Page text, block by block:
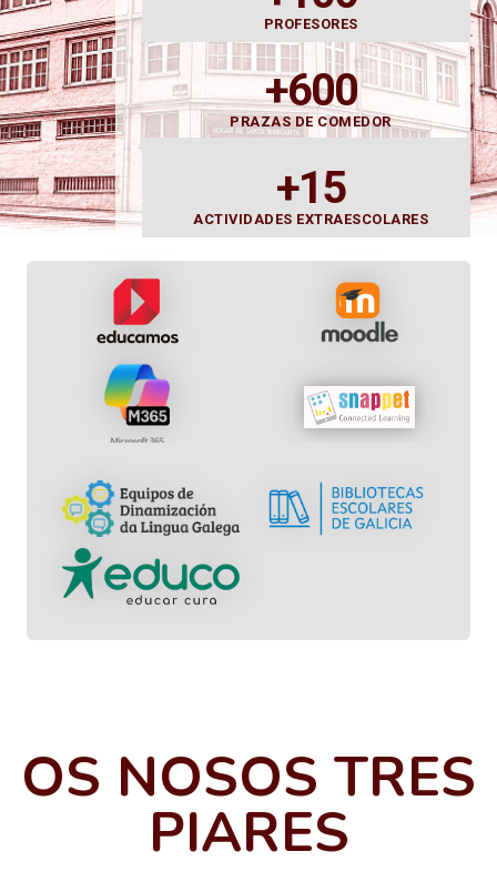
PROFESORES
+600
PRAZAS DE COMEDOR
+15
ACTIVIDADES EXTRAESCOLARES
OS NOSOS TRES
PIARES